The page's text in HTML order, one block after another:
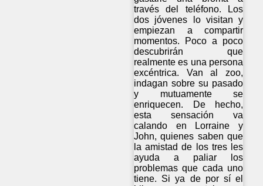
través del teléfono. Los
dos jóvenes lo visitan y
empiezan a compartir
momentos. Poco a poco
descubrirán que
realmente es una persona
excéntrica. Van al zoo,
indagan sobre su pasado
y mutuamente se
enriquecen. De hecho,
esta sensación va
calando en Lorraine y
John, quienes saben que
la amistad de los tres les
ayuda a paliar los
problemas que cada uno
tiene. Si ya de por sí el